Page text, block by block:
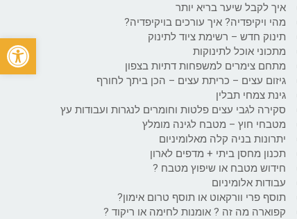
איך לקבל שיער בריא יותר
מהי ויקיפדיה? איך עורכים בויקיפדיה?
תינוק חדש – רשימת ציוד לתינוק
מתכוני אוכל לתינוקות
מתחם צימרים למשפחות דתיות בצפון
גיזום עצים – כריתת עצים – הכן ביתך לחורף
גינת צמחי תבלין
סקירה לגבי עצים פלטות וחומרים לנגרות ועבודות עץ
מטבחי חוץ – מטבח לגינה מומלץ
יתרונות בניה קלה מאלומיניום
תכנון מחסן ביתי + מדפים לארון
חידוש מטבח או שיפוץ מטבח ?
עבודות אלומיניום
תוסף פרי וורקאוט או תוסף טרום אימון?
קפוארה מה זה ? אומנות לחימה או ריקוד ?